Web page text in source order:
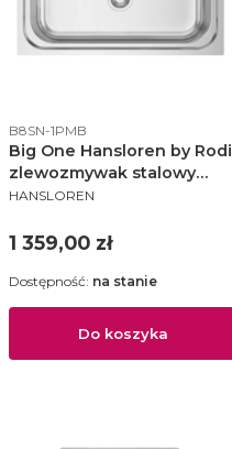
Kod produktu
B8SN-1PMB
Big One Hansloren by Rodi
zlewozmywak stalowy
510x860 - B8SN-1PMB
PRODUCENT
HANSLOREN
Cena
1 359,00 zł
Do koszyka
Dostępność: na stanie